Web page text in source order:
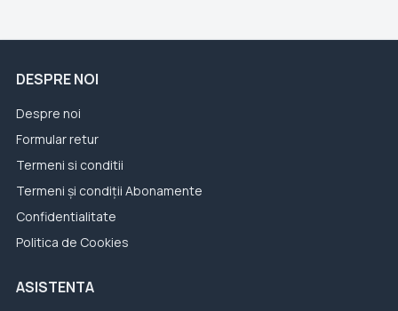
DESPRE NOI
Despre noi
Formular retur
Termeni si conditii
Termeni și condiții Abonamente
Confidentialitate
Politica de Cookies
ASISTENTA